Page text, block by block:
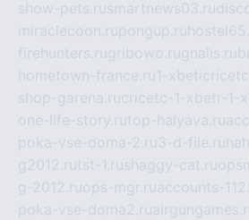
show-pets.rusmartnews03.ru
miraclecoon.rupongup.ru
firehunters.rugribowo.rugnalis.ru
hometown-france.ru1-
shop-garena.rucricetc-1-xbetr-1-
one-life-story.rutop-halyava.ru
poka-vse-doma-2.ru3-d-file.ru
g2012.rutst-1.rushaggy-cat.ru
g-2012.ruops-mgr.ruaccounts-
poka-vse-doma2.ru